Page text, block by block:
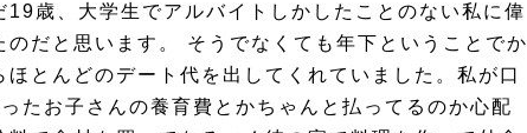
歳、大学生でアルバイトしかしたことのない私に偉
だと思います。 そうでなくても年下ということでか
とんどのデート代を出してくれていました。私が口
たお子さんの養育費とかちゃんと払ってるのか心配